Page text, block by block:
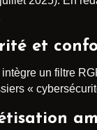
et
un filtre
«